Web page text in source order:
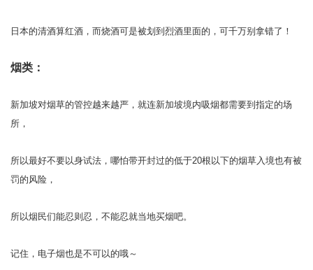
日本的清酒算红酒，而烧酒可是被划到烈酒里面的，可千万别拿错了！
烟类：
新加坡对烟草的管控越来越严，就连新加坡境内吸烟都需要到指定的场
所，
所以最好不要以身试法，哪怕带开封过的低于20根以下的烟草入境也有被
罚的风险，
所以烟民们能忍则忍，不能忍就当地买烟吧。
记住，电子烟也是不可以的哦～